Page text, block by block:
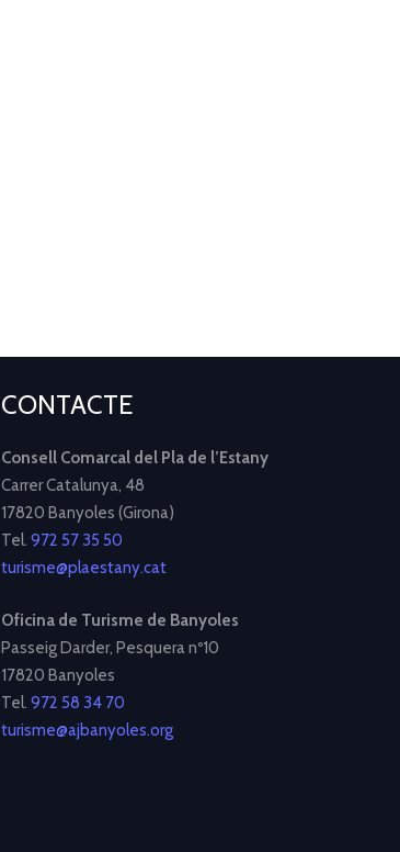
CONTACTE
Consell Comarcal del Pla de l’Estany
Carrer Catalunya, 48
17820 Banyoles (Girona)
Tel. 972 57 35 50
turisme@plaestany.cat
Oficina de Turisme de Banyoles
Passeig Darder, Pesquera nº10
17820 Banyoles
Tel. 972 58 34 70
turisme@ajbanyoles.org